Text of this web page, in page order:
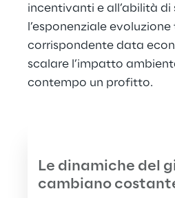
incentivanti e all’abilità
l’esponenziale
corrispondente data
scalare l’impatto
contempo un profitto.
Le dinamiche del
cambiano